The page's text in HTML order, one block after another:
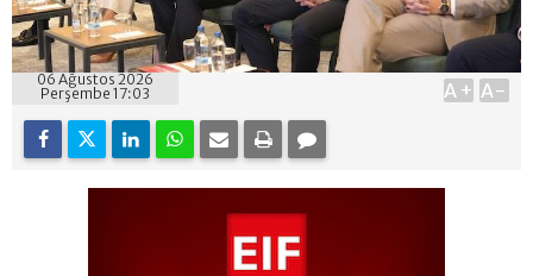
06 Ağustos 2026
Perşembe 17:03
A+ A-